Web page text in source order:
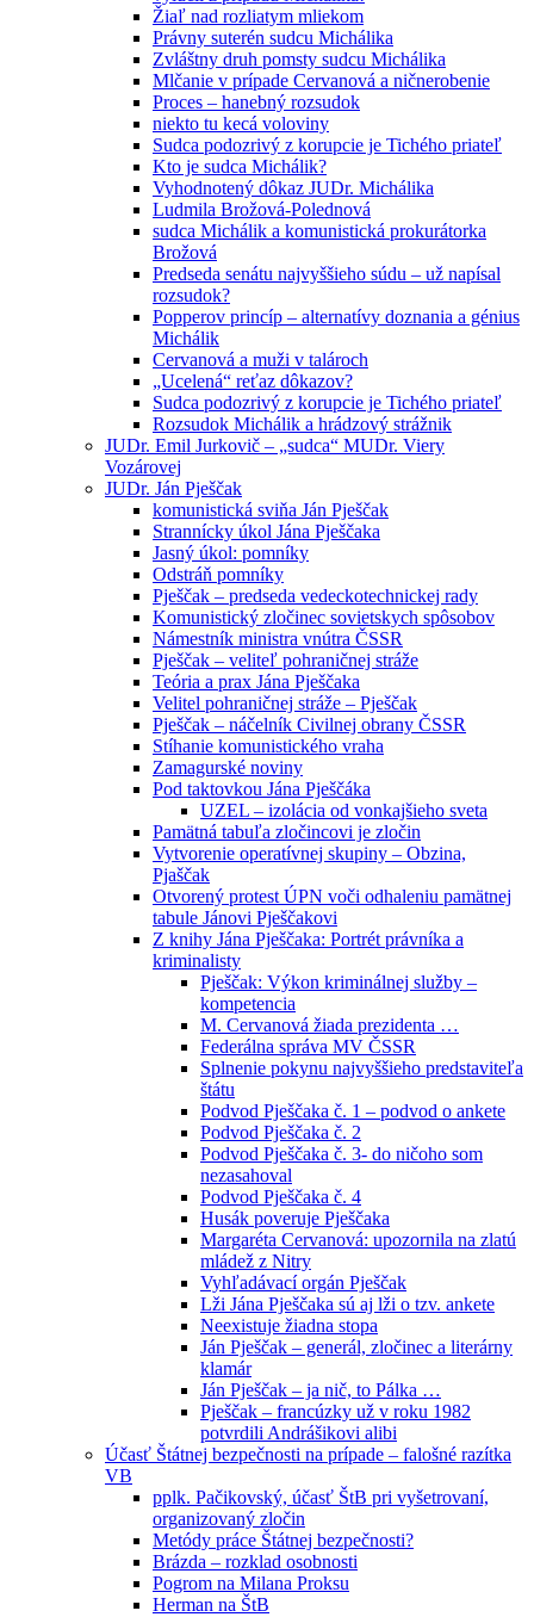
Žiaľ nad rozliatym mliekom
Právny suterén sudcu Michálika
Zvláštny druh pomsty sudcu Michálika
Mlčanie v prípade Cervanová a ničnerobenie
Proces – hanebný rozsudok
niekto tu kecá voloviny
Sudca podozrivý z korupcie je Tichého priateľ
Kto je sudca Michálik?
Vyhodnotený dôkaz JUDr. Michálika
Ludmila Brožová-Polednová
sudca Michálik a komunistická prokurátorka
Brožová
Predseda senátu najvyššieho súdu – už napísal
rozsudok?
Popperov princíp – alternatívy doznania a génius
Michálik
Cervanová a muži v talároch
„Ucelená“ reťaz dôkazov?
Sudca podozrivý z korupcie je Tichého priateľ
Rozsudok Michálik a hrádzový strážnik
JUDr. Emil Jurkovič – „sudca“ MUDr. Viery
Vozárovej
JUDr. Ján Pješčak
komunistická sviňa Ján Pješčak
Strannícky úkol Jána Pješčaka
Jasný úkol: pomníky
Odstráň pomníky
Pješčak – predseda vedeckotechnickej rady
Komunistický zločinec sovietskych spôsobov
Námestník ministra vnútra ČSSR
Pješčak – veliteľ pohraničnej stráže
Teória a prax Jána Pješčaka
Velitel pohraničnej stráže – Pješčak
Pješčak – náčelník Civilnej obrany ČSSR
Stíhanie komunistického vraha
Zamagurské noviny
Pod taktovkou Jána Pješčáka
UZEL – izolácia od vonkajšieho sveta
Pamätná tabuľa zločincovi je zločin
Vytvorenie operatívnej skupiny – Obzina,
Pjaščak
Otvorený protest ÚPN voči odhaleniu pamätnej
tabule Jánovi Pješčakovi
Z knihy Jána Pješčaka: Portrét právníka a
kriminalisty
Pješčak: Výkon kriminálnej služby –
kompetencia
M. Cervanová žiada prezidenta …
Federálna správa MV ČSSR
Splnenie pokynu najvyššieho predstaviteľa
štátu
Podvod Pješčaka č. 1 – podvod o ankete
Podvod Pješčaka č. 2
Podvod Pješčaka č. 3- do ničoho som
nezasahoval
Podvod Pješčaka č. 4
Husák poveruje Pješčaka
Margaréta Cervanová: upozornila na zlatú
mládež z Nitry
Vyhľadávací orgán Pješčak
Lži Jána Pješčaka sú aj lži o tzv. ankete
Neexistuje žiadna stopa
Ján Pješčak – generál, zločinec a literárny
klamár
Ján Pješčak – ja nič, to Pálka …
Pješčak – francúzky už v roku 1982
potvrdili Andrášikovi alibi
Účasť Štátnej bezpečnosti na prípade – falošné razítka
VB
pplk. Pačikovský, účasť ŠtB pri vyšetrovaní,
organizovaný zločin
Metódy práce Štátnej bezpečnosti?
Brázda – rozklad osobnosti
Pogrom na Milana Proksu
Herman na ŠtB